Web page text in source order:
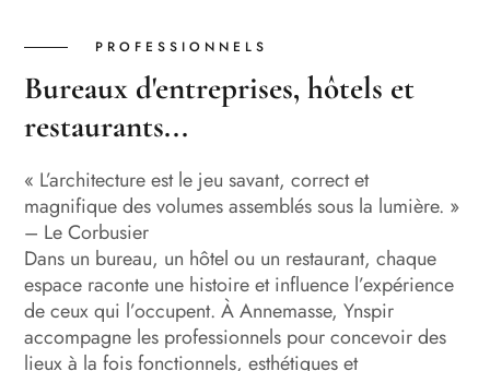
PROFESSIONNELS
Bureaux d'entreprises, hôtels et
restaurants...
« L’architecture est le jeu savant, correct et
magnifique des volumes assemblés sous la lumière. »
– Le Corbusier
Dans un bureau, un hôtel ou un restaurant, chaque
espace raconte une histoire et influence l’expérience
de ceux qui l’occupent. À Annemasse, Ynspir
accompagne les professionnels pour concevoir des
lieux à la fois fonctionnels, esthétiques et